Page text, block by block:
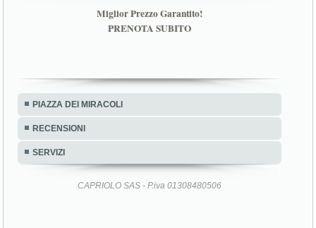
Miglior Prezzo Garantito!
PRENOTA SUBITO
PIAZZA DEI MIRACOLI
RECENSIONI
SERVIZI
CAPRIOLO SAS - P.iva 01308480506